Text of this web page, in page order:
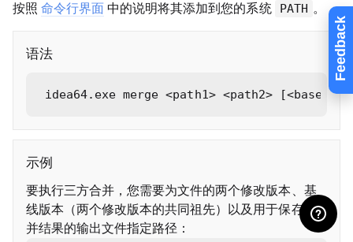
Feedback
按照命令行界面 中的说明将其添加到您的系统 PATH 。
语法
idea64.exe merge <path1> <path2> [<base>]
示例
要执行三方合并，您需要为文件的两个修改版本、基
线版本（两个修改版本的共同祖先）以及用于保存合
并结果的输出文件指定路径：